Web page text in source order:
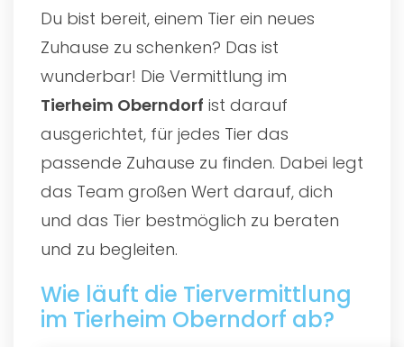
Du bist bereit, einem Tier ein neues
Zuhause zu schenken? Das ist
wunderbar! Die Vermittlung im
Tierheim Oberndorf ist darauf
ausgerichtet, für jedes Tier das
passende Zuhause zu finden. Dabei legt
das Team großen Wert darauf, dich
und das Tier bestmöglich zu beraten
und zu begleiten.
Wie läuft die Tiervermittlung
im Tierheim Oberndorf ab?